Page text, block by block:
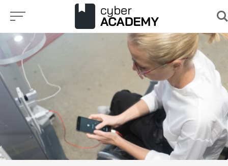
Przejdź
treści